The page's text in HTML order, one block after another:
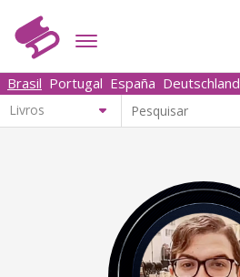
Brasil Portugal España Deutschland